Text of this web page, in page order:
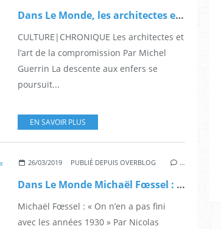
Dans Le Monde, les architectes et l'art de la compromission
CULTURE|CHRONIQUE Les architectes et
l’art de la compromission Par Michel
Guerrin La descente aux enfers se
poursuit...
EN SAVOIR PLUS
26/03/2019 PUBLIÉ DEPUIS OVERBLOG …
Dans Le Monde Michaël Fœssel : « On n’en a pas fini avec les années 1930 »
Michaël Fœssel : « On n’en a pas fini
avec les années 1930 » Par Nicolas